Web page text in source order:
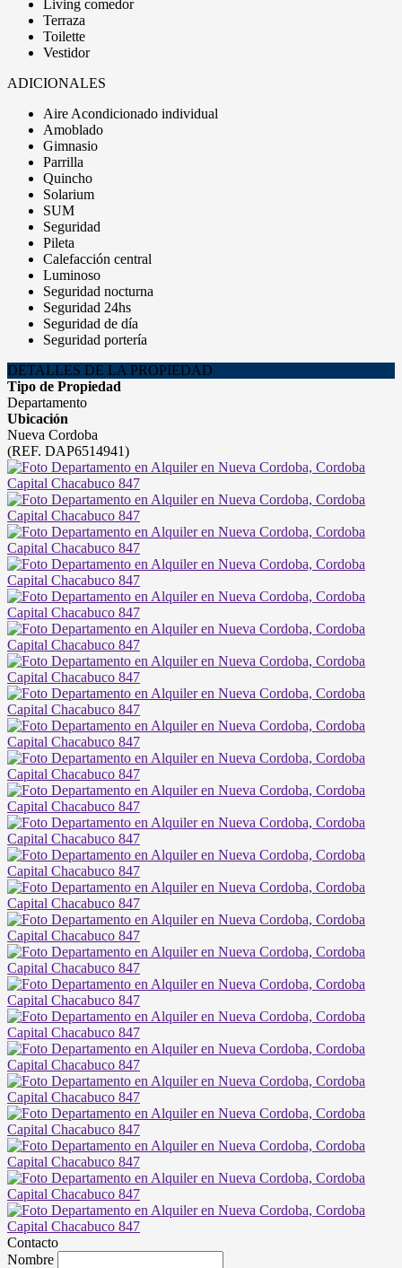
Living comedor
Terraza
Toilette
Vestidor
ADICIONALES
Aire Acondicionado individual
Amoblado
Gimnasio
Parrilla
Quincho
Solarium
SUM
Seguridad
Pileta
Calefacción central
Luminoso
Seguridad nocturna
Seguridad 24hs
Seguridad de día
Seguridad portería
DETALLES DE LA PROPIEDAD
Tipo de Propiedad
Departamento
Ubicación
Nueva Cordoba
(REF. DAP6514941)
Contacto
Nombre